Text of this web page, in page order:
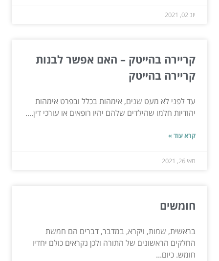
יונ 02, 2021
קריירה בהייטק – האם אפשר לבנות
קריירה בהייטק
עד לפני לא מעט שנים, אימהות בכלל ובפרט אימהות
יהודיות חלמו שהילדים שלהם יהיו רופאים או עורכי דין....
קרא עוד »
מאי 26, 2021
חומשים
בראשית, שמות, ויקרא, במדבר, דברים הם חמשת
החלקים הראשונים של התורה ולכן נקראים כולם יחדיו
חומש. כיום...